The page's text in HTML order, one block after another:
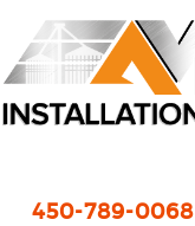
450-789-0068